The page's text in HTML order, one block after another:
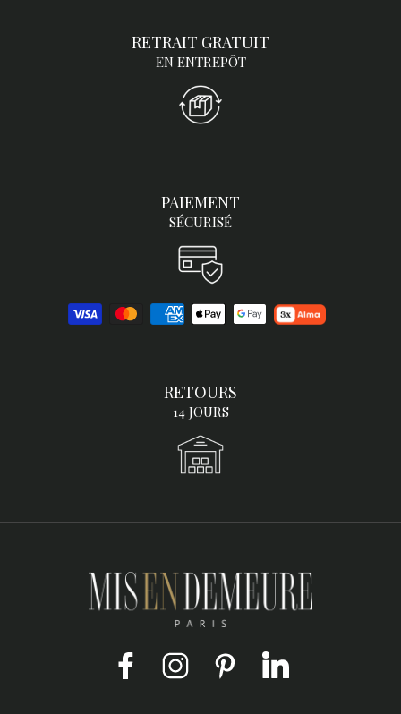
RETRAIT GRATUIT
EN ENTREPÔT
PAIEMENT
SÉCURISÉ
RETOURS
14 JOURS
Facebook Instagram Pinterest